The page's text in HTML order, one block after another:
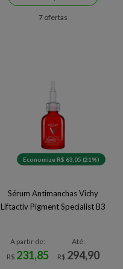
7 ofertas
Economize R$ 63,05 (21%)
Sérum Antimanchas Vichy
Liftactiv Pigment Specialist B3
A partir de:
R$ 231,85
Até:
R$ 294,90